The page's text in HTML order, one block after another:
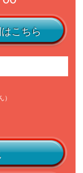
こちら